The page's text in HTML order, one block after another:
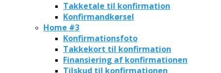
Takketale til konfirmation
Konfirmandkørsel
Home #3
Konfirmationsfoto
Takkekort til konfirmation
Finansiering af konfirmationen
Tilskud til konfirmationen